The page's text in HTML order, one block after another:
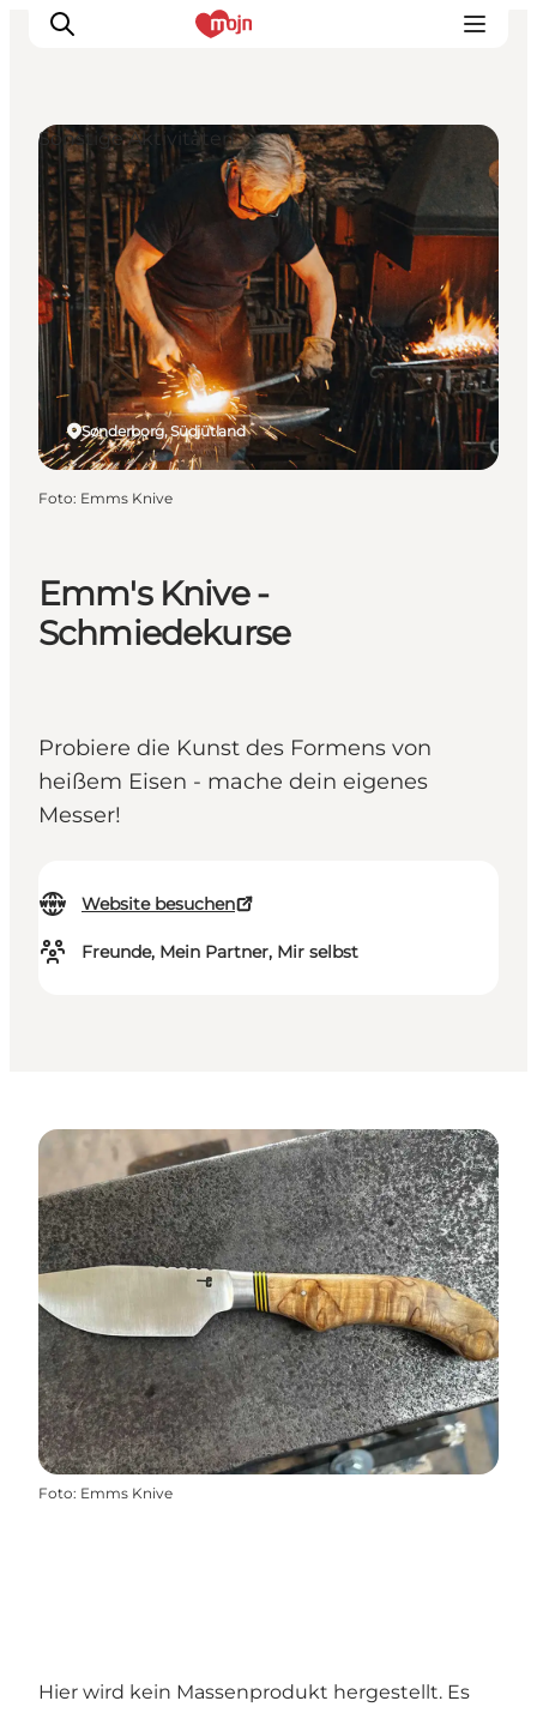
Erlebnisse
Städte und Regionen
Events
Übernachtung
Plane deine Reise
Booking
Emm's Knive -
Schmiedekurse
Probiere die Kunst des Formens von
heißem Eisen - mache dein eigenes
Messer!
Website besuchen
Freunde, Mein Partner, Mir selbst
Sønderborg, Südjütland
Sonstige Aktivitäten
Foto: Emms Knive
Foto: Emms Knive
Hier wird kein Massenprodukt hergestellt. Es